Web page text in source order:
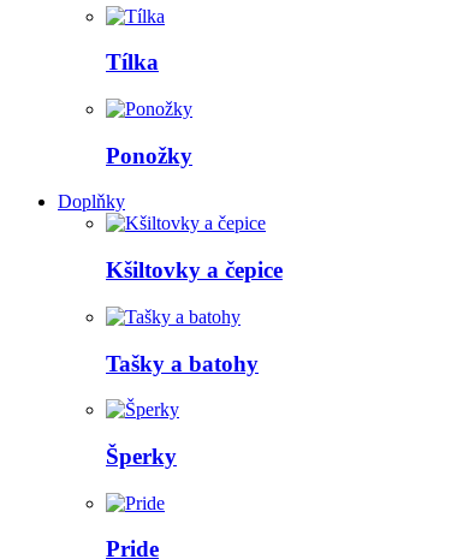
Tílka
Ponožky
Doplňky
Kšiltovky a čepice
Tašky a batohy
Šperky
Pride